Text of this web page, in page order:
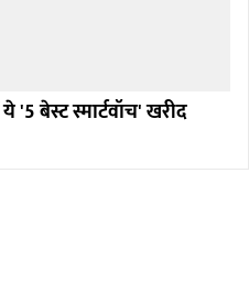
बेस्ट स्मार्टवॉच' खरीद